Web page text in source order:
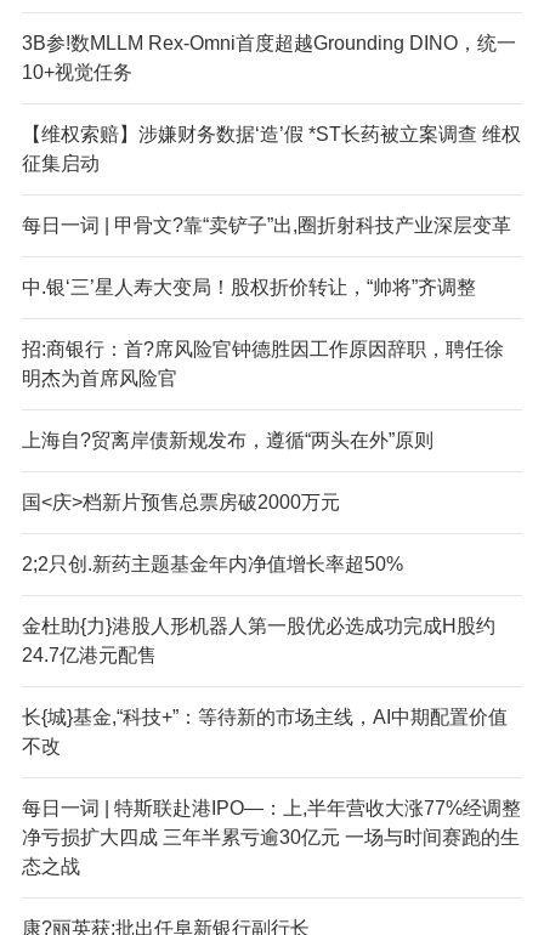
3B参!数MLLM Rex-Omni首度超越Grounding DINO，统一
10+视觉任务
【维权索赔】涉嫌财务数据‘造’假 *ST长药被立案调查 维权
征集启动
每日一词 | 甲骨文?靠“卖铲子”出,圈折射科技产业深层变革
中.银‘三’星人寿大变局！股权折价转让，“帅将”齐调整
招:商银行：首?席风险官钟德胜因工作原因辞职，聘任徐
明杰为首席风险官
上海自?贸离岸债新规发布，遵循“两头在外”原则
国<庆>档新片预售总票房破2000万元
2;2只创.新药主题基金年内净值增长率超50%
金杜助{力}港股人形机器人第一股优必选成功完成H股约
24.7亿港元配售
长{城}基金,“科技+”：等待新的市场主线，AI中期配置价值
不改
每日一词 | 特斯联赴港IPO—：上,半年营收大涨77%经调整
净亏损扩大四成 三年半累亏逾30亿元 一场与时间赛跑的生
态之战
康?丽英获:批出任阜新银行副行长